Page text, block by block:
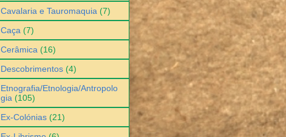
Cavalaria e Tauromaquia (7)
Caça (7)
Cerâmica (16)
Descobrimentos (4)
Etnografia/Etnologia/Antropolo
gia (105)
Ex-Colónias (21)